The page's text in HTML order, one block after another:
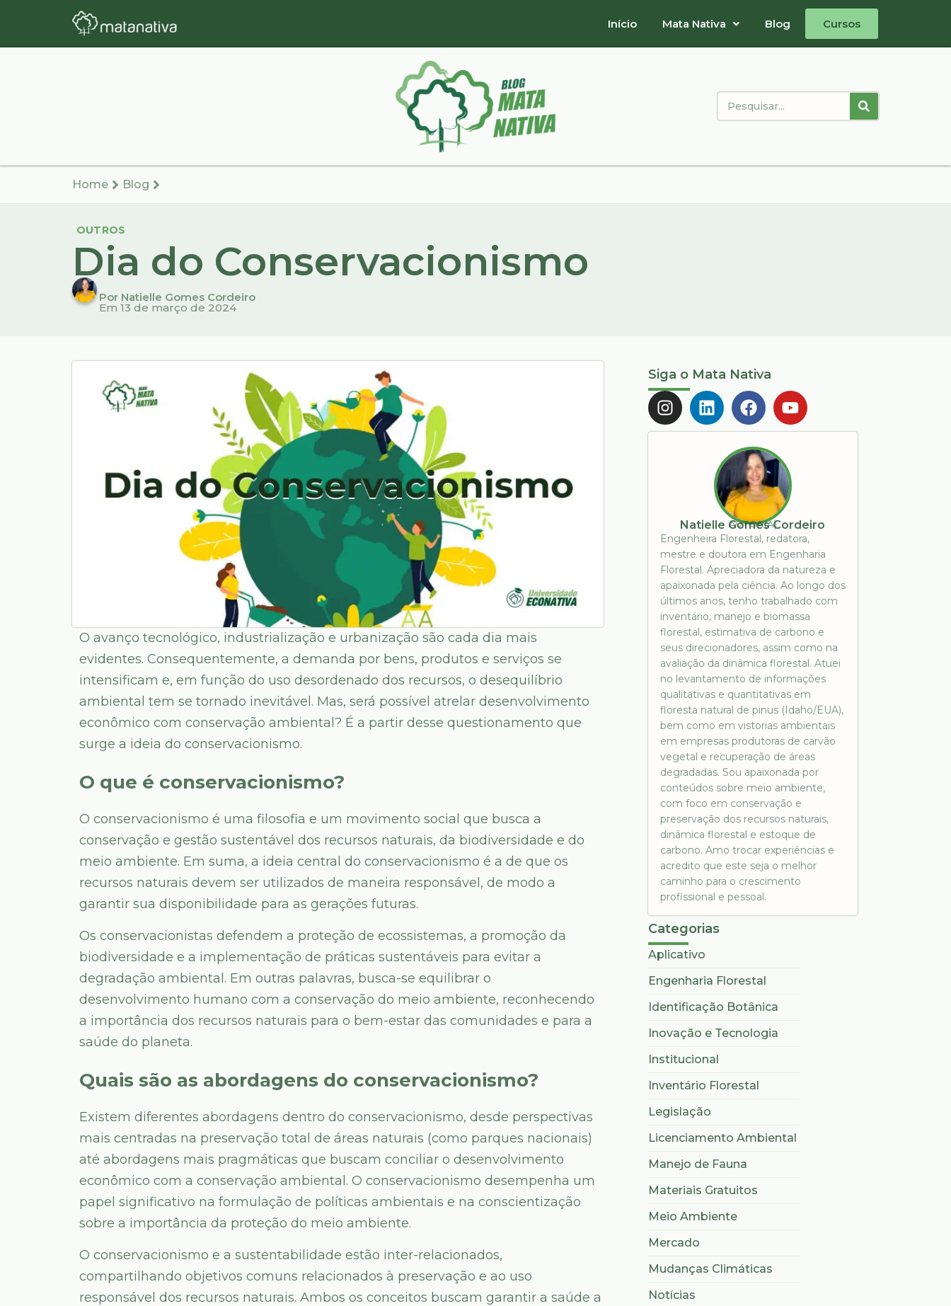
Início Mata Nativa Blog Cursos
Home Blog
OUTROS
Dia do Conservacionismo
Por Natielle Gomes Cordeiro
Em 13 de março de 2024
O avanço tecnológico, industrialização e urbanização são cada dia mais
evidentes. Consequentemente, a demanda por bens, produtos e serviços se
intensificam e, em função do uso desordenado dos recursos, o desequilíbrio
ambiental tem se tornado inevitável. Mas, será possível atrelar desenvolvimento
econômico com conservação ambiental? É a partir desse questionamento que
surge a ideia do conservacionismo.
O que é conservacionismo?
O conservacionismo é uma filosofia e um movimento social que busca a
conservação e gestão sustentável dos recursos naturais, da biodiversidade e do
meio ambiente. Em suma, a ideia central do conservacionismo é a de que os
recursos naturais devem ser utilizados de maneira responsável, de modo a
garantir sua disponibilidade para as gerações futuras.
Os conservacionistas defendem a proteção de ecossistemas, a promoção da
biodiversidade e a implementação de práticas sustentáveis para evitar a
degradação ambiental. Em outras palavras, busca-se equilibrar o
desenvolvimento humano com a conservação do meio ambiente, reconhecendo
a importância dos recursos naturais para o bem-estar das comunidades e para a
saúde do planeta.
Quais são as abordagens do conservacionismo?
Existem diferentes abordagens dentro do conservacionismo, desde perspectivas
mais centradas na preservação total de áreas naturais (como parques nacionais)
até abordagens mais pragmáticas que buscam conciliar o desenvolvimento
econômico com a conservação ambiental. O conservacionismo desempenha um
papel significativo na formulação de políticas ambientais e na conscientização
sobre a importância da proteção do meio ambiente.
O conservacionismo e a sustentabilidade estão inter-relacionados,
compartilhando objetivos comuns relacionados à preservação e ao uso
responsável dos recursos naturais. Ambos os conceitos buscam garantir a saúde a
Siga o Mata Nativa
AUTOR(A)
Natielle Gomes Cordeiro
Engenheira Florestal, redatora,
mestre e doutora em Engenharia
Florestal. Apreciadora da natureza e
apaixonada pela ciência. Ao longo dos
últimos anos, tenho trabalhado com
inventário, manejo e biomassa
florestal, estimativa de carbono e
seus direcionadores, assim como na
avaliação da dinâmica florestal. Atuei
no levantamento de informações
qualitativas e quantitativas em
floresta natural de pinus (Idaho/EUA),
bem como em vistorias ambientais
em empresas produtoras de carvão
vegetal e recuperação de áreas
degradadas. Sou apaixonada por
conteúdos sobre meio ambiente,
com foco em conservação e
preservação dos recursos naturais,
dinâmica florestal e estoque de
carbono. Amo trocar experiências e
acredito que este seja o melhor
caminho para o crescimento
profissional e pessoal.
Categorias
Aplicativo
Engenharia Florestal
Identificação Botânica
Inovação e Tecnologia
Institucional
Inventário Florestal
Legislação
Licenciamento Ambiental
Manejo de Fauna
Materiais Gratuitos
Meio Ambiente
Mercado
Mudanças Climáticas
Notícias